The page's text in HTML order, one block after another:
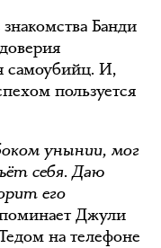
Банди
самоубийц. И,
пользуется
унынии, мог
себя. Даю
его
Джули
на телефоне